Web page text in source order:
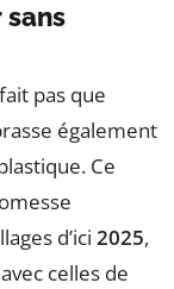
pas que
également
Ce
d’ici 2025,
celles de